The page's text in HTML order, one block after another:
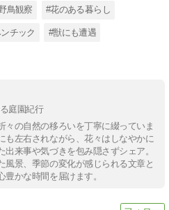
鳥観察 #花のある暮らし
チック #獣にも遭遇
庭園紀行
々の自然の移ろいを丁寧に綴っていま
も左右されながら、花々はしなやかに
来事や気づきを包み隠さずシェア。
風景、季節の変化が感じられる文章と
かな時間を届けます。